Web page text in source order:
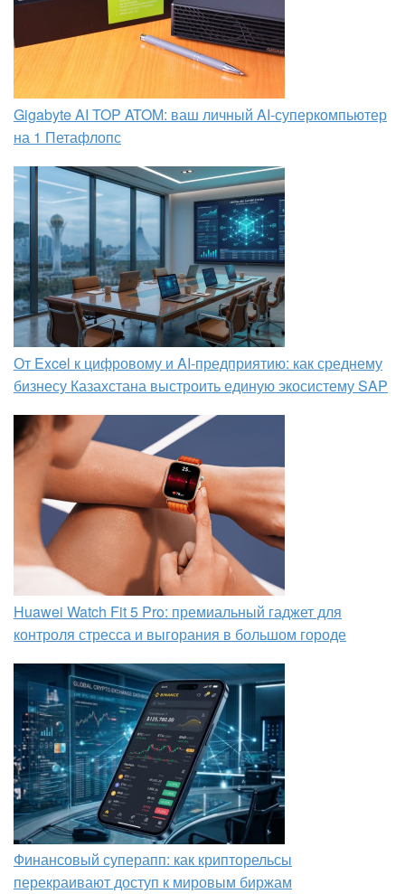
Gigabyte AI TOP ATOM: ваш личный AI-суперкомпьютер
на 1 Петафлопс
От Excel к цифровому и AI‑предприятию: как среднему
бизнесу Казахстана выстроить единую экосистему SAP
Huawei Watch Fit 5 Pro: премиальный гаджет для
контроля стресса и выгорания в большом городе
Финансовый суперапп: как крипторельсы
перекраивают доступ к мировым биржам